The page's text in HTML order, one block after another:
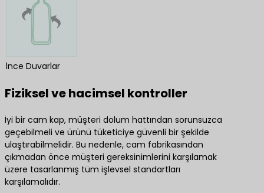
İnce Duvarlar
Fiziksel ve hacimsel kontroller
İyi bir cam kap, müşteri dolum hattından sorunsuzca
geçebilmeli ve ürünü tüketiciye güvenli bir şekilde
ulaştırabilmelidir. Bu nedenle, cam fabrikasından
çıkmadan önce müşteri gereksinimlerini karşılamak
üzere tasarlanmış tüm işlevsel standartları
karşılamalıdır.